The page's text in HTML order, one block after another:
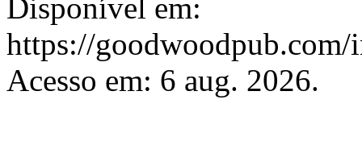
Disponível em:
https://
Acesso em: 6 aug. 2026.